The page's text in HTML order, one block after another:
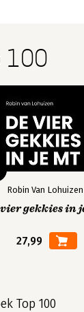
100
Robin Van Lohuizen
gekkies in
27,99
Top 100